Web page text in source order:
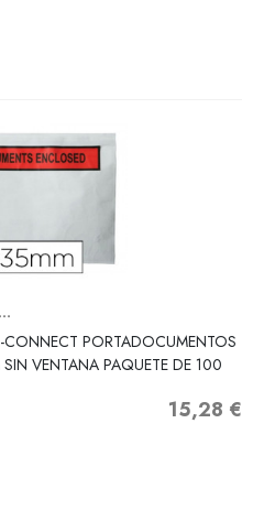
PORTADOCUMENTOS
VENTANA PAQUETE DE 100
Precio
15,28 €